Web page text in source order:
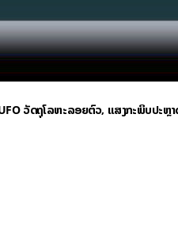
ວັດຖຸໂລຫະລອຍຕົວ, ແສງກະພິບປະຫຼ